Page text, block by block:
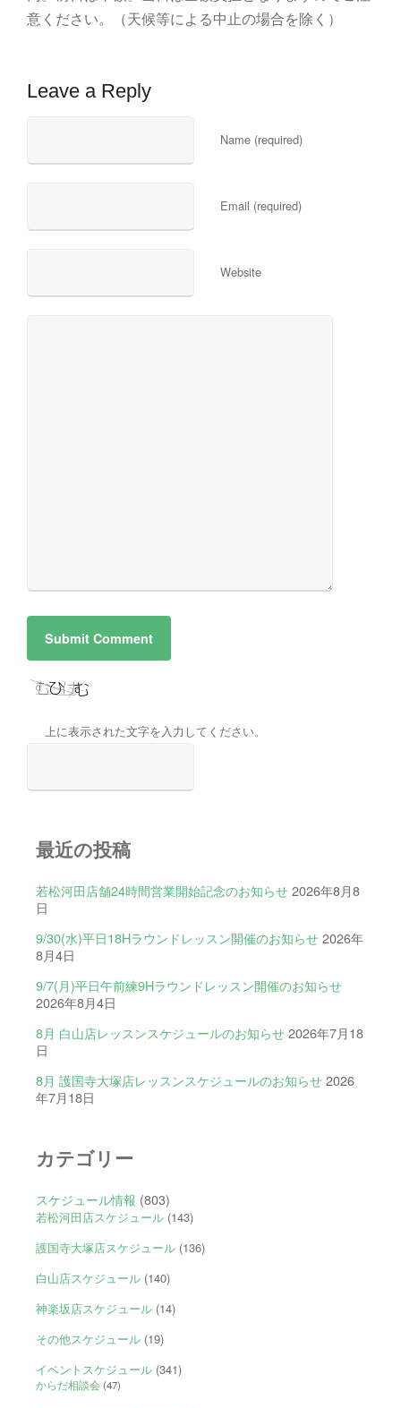
意ください。（天候等による中止の場合を除く）
Leave a Reply
Name (required)
Email (required)
Website
上に表示された文字を入力してください。
最近の投稿
若松河田店舗24時間営業開始記念のお知らせ 2026年8月8
日
9/30(水)平日18Hラウンドレッスン開催のお知らせ 2026年
8月4日
9/7(月)平日午前練9Hラウンドレッスン開催のお知らせ
2026年8月4日
8月 白山店レッスンスケジュールのお知らせ 2026年7月18
日
8月 護国寺大塚店レッスンスケジュールのお知らせ 2026
年7月18日
カテゴリー
スケジュール情報 (803)
若松河田店スケジュール(143)
護国寺大塚店スケジュール(136)
白山店スケジュール(140)
神楽坂店スケジュール(14)
その他スケジュール(19)
イベントスケジュール(341)
からだ相談会(47)